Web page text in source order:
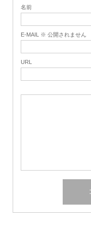
名前
E-MAIL ※ 公開されません
URL